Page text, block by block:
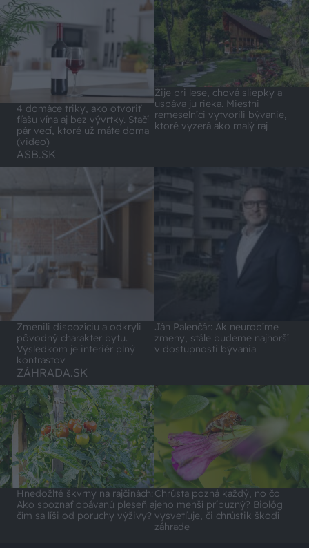
4 domáce triky, ako otvoriť
fľašu vína aj bez vývrtky. Stačí
pár vecí, ktoré už máte doma
(video)
Žije pri lese, chová sliepky a
uspáva ju rieka. Miestni
remeselníci vytvorili bývanie,
ktoré vyzerá ako malý raj
ASB.SK
Zmenili dispozíciu a odkryli
pôvodný charakter bytu.
Výsledkom je interiér plný
kontrastov
Ján Palenčár: Ak neurobíme
zmeny, stále budeme najhorší
v dostupnosti bývania
ZÁHRADA.SK
Hnedožlté škvrny na rajčinách:
Ako spoznať obávanú pleseň a
čím sa líši od poruchy výživy?
Chrústa pozná každý, no čo
jeho menší príbuzný? Biológ
vysvetľuje, či chrústik škodí
záhrade